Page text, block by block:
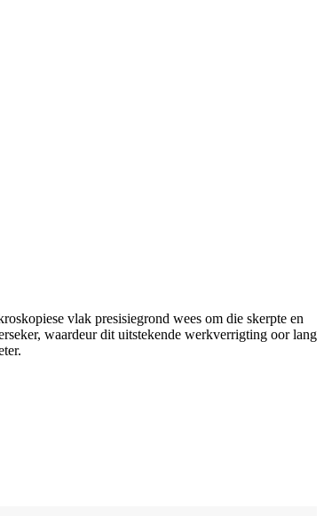
vlak presisiegrond wees om die skerpte en
waardeur dit uitstekende werkverrigting oor lang